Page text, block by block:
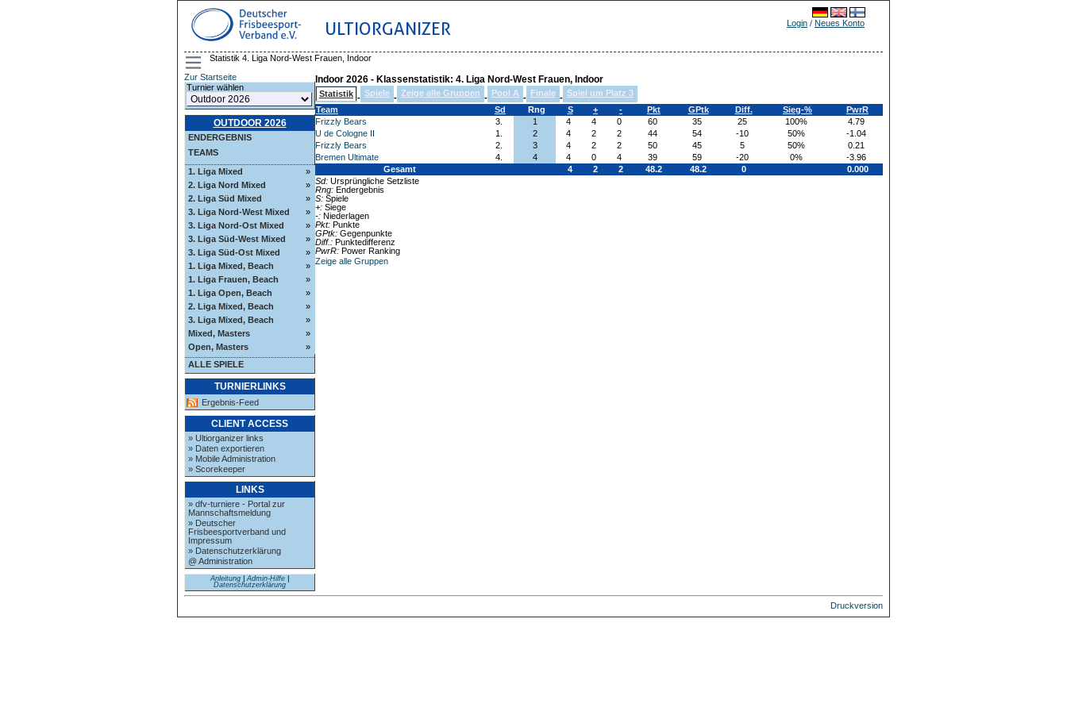
ULTIORGANIZER Login / Neues Konto
Statistik 4. Liga Nord-West Frauen, Indoor
Zur Startseite
Turnier wählen
OUTDOOR 2026
ENDERGEBNIS
TEAMS
1. Liga Mixed
»
2. Liga Nord Mixed
»
2. Liga Süd Mixed
»
3. Liga Nord-West Mixed
»
3. Liga Nord-Ost Mixed
»
3. Liga Süd-West Mixed
»
3. Liga Süd-Ost Mixed
»
1. Liga Mixed, Beach
»
1. Liga Frauen, Beach
»
1. Liga Open, Beach
»
2. Liga Mixed, Beach
»
3. Liga Mixed, Beach
»
Mixed, Masters
»
Open, Masters
»
ALLE SPIELE
TURNIERLINKS
Ergebnis-Feed
CLIENT ACCESS
» Ultiorganizer links
» Daten exportieren
» Mobile Administration
» Scorekeeper
LINKS
» dfv-turniere - Portal zur
Mannschaftsmeldung
» Deutscher
Frisbeesportverband und
Impressum
» Datenschutzerklärung
@ Administration
Anleitung| Admin-Hilfe|
Datenschutzerklärung
Indoor 2026 - Klassenstatistik: 4. Liga Nord-West Frauen, Indoor
Statistik - Spiele - Zeige alle Gruppen - Pool A - Finale - Spiel um Platz 3
Team
Sd Rng S + - Pkt GPtk Diff. Sieg-%
PwrR
Frizzly Bears
3. 1 4 4 0 60 35 25 100%
4.79
U de Cologne II
1. 2 4 2 2 44 54 -10 50%
-1.04
Frizzly Bears
2. 3 4 2 2 50 45 5 50%
0.21
Bremen Ultimate
4. 4 4 0 4 39 59 -20 0%
-3.96
Gesamt
4 2 2 48.2 48.2 0
0.000
Sd: Ursprüngliche Setzliste
Rng: Endergebnis
S: Spiele
+: Siege
-: Niederlagen
Pkt: Punkte
GPtk: Gegenpunkte
Diff.: Punktedifferenz
PwrR: Power Ranking
Zeige alle Gruppen
Druckversion